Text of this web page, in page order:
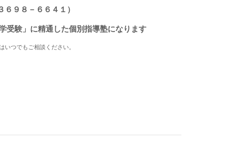
９８－６６４１）
受験」に精通した個別指導塾になります
つでもご相談ください。